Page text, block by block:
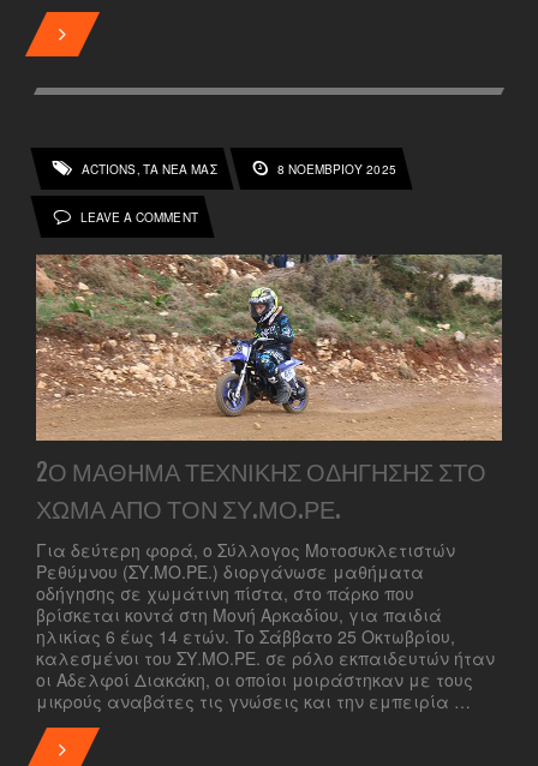
ACTIONS,ΤΑ ΝΕΑ ΜΑΣ 8 ΝΟΕΜΒΡΊΟΥ 2025
LEAVE A COMMENT
2Ο ΜΆΘΗΜΑ ΤΕΧΝΙΚΉΣ ΟΔΉΓΗΣΗΣ ΣΤΟ
ΧΏΜΑ ΑΠΌ ΤΟΝ ΣΥ.ΜΟ.ΡΕ.
Για δεύτερη φορά, ο Σύλλογος Μοτοσυκλετιστών
Ρεθύμνου (ΣΥ.ΜΟ.ΡΕ.) διοργάνωσε μαθήματα
οδήγησης σε χωμάτινη πίστα, στο πάρκο που
βρίσκεται κοντά στη Μονή Αρκαδίου, για παιδιά
ηλικίας 6 έως 14 ετών. Το Σάββατο 25 Οκτωβρίου,
καλεσμένοι του ΣΥ.ΜΟ.ΡΕ. σε ρόλο εκπαιδευτών ήταν
οι Αδελφοί Διακάκη, οι οποίοι μοιράστηκαν με τους
μικρούς αναβάτες τις γνώσεις και την εμπειρία …